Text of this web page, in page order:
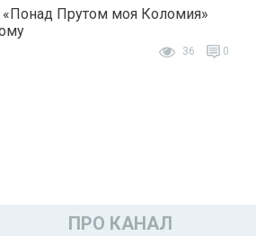
«Понад Прутом моя Коломия»
36 0
ПРО КАНАЛ